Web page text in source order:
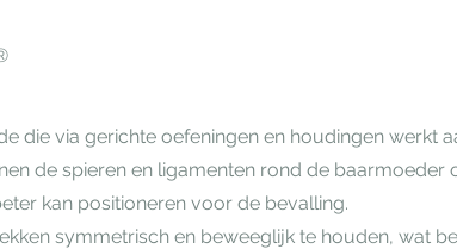
die via gerichte oefeningen en houdingen werkt
de spieren en ligamenten rond de
kan positioneren voor de bevalling.
symmetrisch en beweeglijk te houden, wat